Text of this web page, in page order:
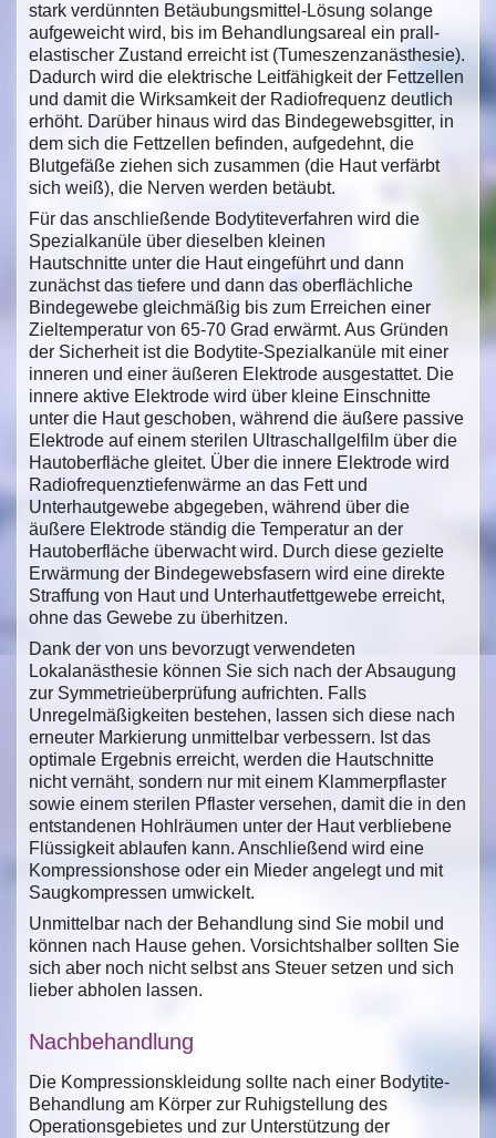
stark verdünnten Betäubungsmittel-Lösung solange
aufgeweicht wird, bis im Behandlungsareal ein prall-
elastischer Zustand erreicht ist (Tumeszenzanästhesie).
Dadurch wird die elektrische Leitfähigkeit der Fettzellen
und damit die Wirksamkeit der Radiofrequenz deutlich
erhöht. Darüber hinaus wird das Bindegewebsgitter, in
dem sich die Fettzellen befinden, aufgedehnt, die
Blutgefäße ziehen sich zusammen (die Haut verfärbt
sich weiß), die Nerven werden betäubt.
Für das anschließende Bodytiteverfahren wird die
Spezialkanüle über dieselben kleinen
Hautschnitte unter die Haut eingeführt und dann
zunächst das tiefere und dann das oberflächliche
Bindegewebe gleichmäßig bis zum Erreichen einer
Zieltemperatur von 65-70 Grad erwärmt. Aus Gründen
der Sicherheit ist die Bodytite-Spezialkanüle mit einer
inneren und einer äußeren Elektrode ausgestattet. Die
innere aktive Elektrode wird über kleine Einschnitte
unter die Haut geschoben, während die äußere passive
Elektrode auf einem sterilen Ultraschallgelfilm über die
Hautoberfläche gleitet. Über die innere Elektrode wird
Radiofrequenztiefenwärme an das Fett und
Unterhautgewebe abgegeben, während über die
äußere Elektrode ständig die Temperatur an der
Hautoberfläche überwacht wird. Durch diese gezielte
Erwärmung der Bindegewebsfasern wird eine direkte
Straffung von Haut und Unterhautfettgewebe erreicht,
ohne das Gewebe zu überhitzen.
Dank der von uns bevorzugt verwendeten
Lokalanästhesie können Sie sich nach der Absaugung
zur Symmetrieüberprüfung aufrichten. Falls
Unregelmäßigkeiten bestehen, lassen sich diese nach
erneuter Markierung unmittelbar verbessern. Ist das
optimale Ergebnis erreicht, werden die Hautschnitte
nicht vernäht, sondern nur mit einem Klammerpflaster
sowie einem sterilen Pflaster versehen, damit die in den
entstandenen Hohlräumen unter der Haut verbliebene
Flüssigkeit ablaufen kann. Anschließend wird eine
Kompressionshose oder ein Mieder angelegt und mit
Saugkompressen umwickelt.
Unmittelbar nach der Behandlung sind Sie mobil und
können nach Hause gehen. Vorsichtshalber sollten Sie
sich aber noch nicht selbst ans Steuer setzen und sich
lieber abholen lassen.
Nachbehandlung
Die Kompressionskleidung sollte nach einer Bodytite-
Behandlung am Körper zur Ruhigstellung des
Operationsgebietes und zur Unterstützung der